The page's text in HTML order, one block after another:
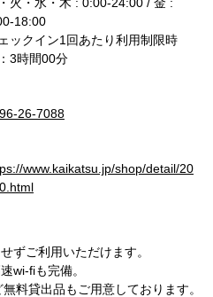
18:00
ックイン1回あたり利用制限時
3時間00分
26-7088
www.kaikatsu.jp/shop/detail/20
ずご利用いただけます。
wi-fiも完備。
料貸出品もご用意しております。